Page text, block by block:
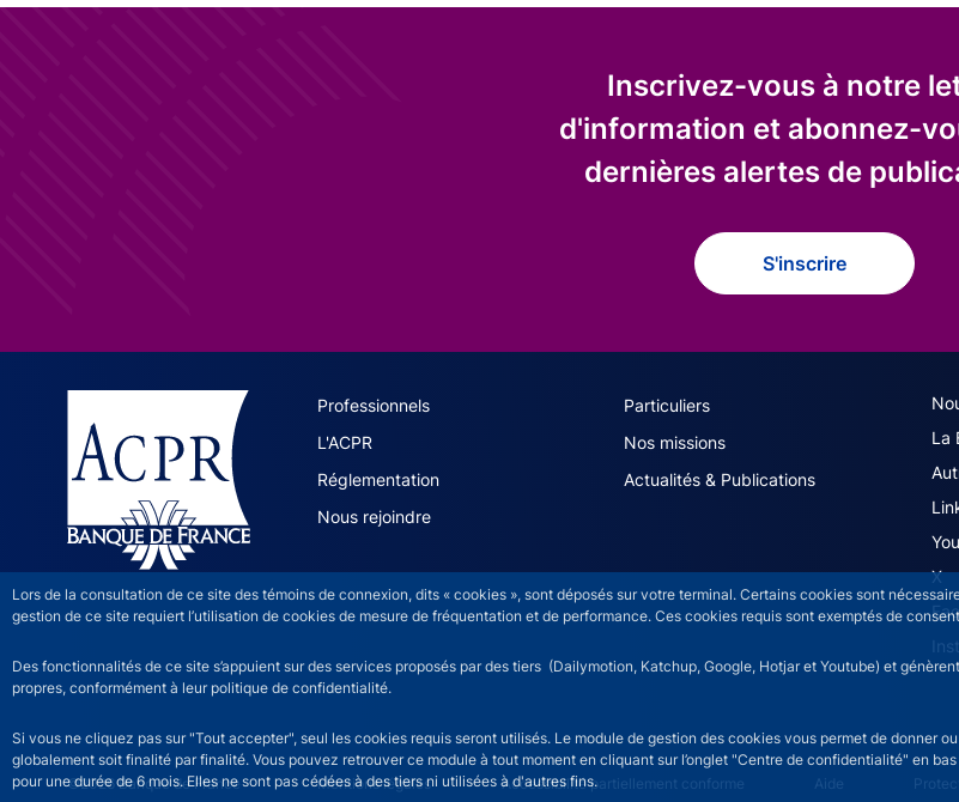
Lors de la consultation de ce site des témoins de connexion, dits « cookies », sont déposés sur votre terminal. Certains cookies sont
gestion de ce site requiert l’utilisation de cookies de mesure de fréquentation et de performance. Ces cookies requis sont exemptés de
Des fonctionnalités de ce site s’appuient sur des services proposés par des tiers (Dailymotion, Katchup, Google, Hotjar et Youtube) et
propres, conformément à leur politique de confidentialité.
Si vous ne cliquez pas sur "Tout accepter", seul les cookies requis seront utilisés. Le module de gestion des cookies vous permet de donner
globalement soit finalité par finalité. Vous pouvez retrouver ce module à tout moment en cliquant sur l’onglet "Centre de confidentialité" en
pour une durée de 6 mois. Elles ne sont pas cédées à des tiers ni utilisées à d'autres fins.
Inscrivez-vous à notre
d'information et abonnez-
dernières alertes de
S'inscrire
ACPR site navigation (French)
Professionnels
Particuliers
L'ACPR
Nos missions
Réglementation
Actualités & Publications
Nous rejoindre
La
X
©2026 Banque de France ACPR footer legal notice menu
Mentions légales Accessibilité partiellement conforme Aide